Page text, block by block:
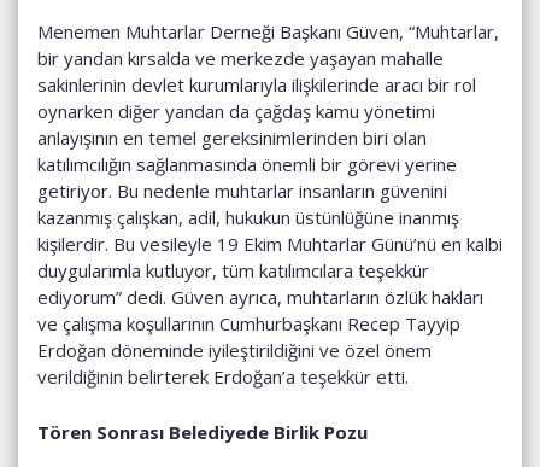
Menemen Muhtarlar Derneği Başkanı Güven, “Muhtarlar,
bir yandan kırsalda ve merkezde yaşayan mahalle
sakinlerinin devlet kurumlarıyla ilişkilerinde aracı bir rol
oynarken diğer yandan da çağdaş kamu yönetimi
anlayışının en temel gereksinimlerinden biri olan
katılımcılığın sağlanmasında önemli bir görevi yerine
getiriyor. Bu nedenle muhtarlar insanların güvenini
kazanmış çalışkan, adil, hukukun üstünlüğüne inanmış
kişilerdir. Bu vesileyle 19 Ekim Muhtarlar Günü’nü en kalbi
duygularımla kutluyor, tüm katılımcılara teşekkür
ediyorum” dedi. Güven ayrıca, muhtarların özlük hakları
ve çalışma koşullarının Cumhurbaşkanı Recep Tayyip
Erdoğan döneminde iyileştirildiğini ve özel önem
verildiğinin belirterek Erdoğan’a teşekkür etti.
Tören Sonrası Belediyede Birlik Pozu